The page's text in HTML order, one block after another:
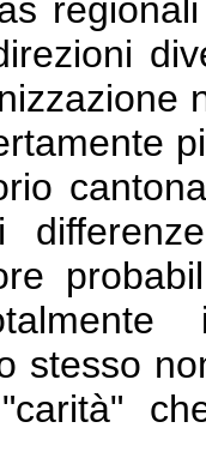
stesso